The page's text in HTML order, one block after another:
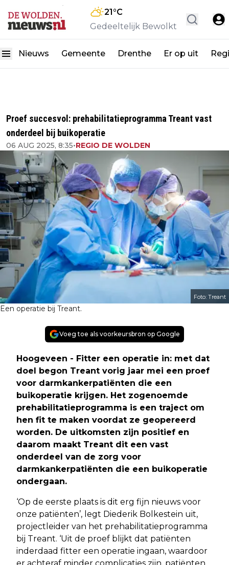
21°C
Gedeeltelijk Bewolkt
Nieuws Gemeente Drenthe Er op uit
Proef succesvol: prehabilitatieprogramma Treant vast
onderdeel bij buikoperatie
06 AUG 2025, 8:35•REGIO DE WOLDEN
Foto: Treant
Een operatie bij Treant.
Voeg toe als voorkeursbron op Google
Hoogeveen - Fitter een operatie in: met dat
doel begon Treant vorig jaar mei een proef
voor darmkankerpatiënten die een
buikoperatie krijgen. Het zogenoemde
prehabilitatieprogramma is een traject om
hen fit te maken voordat ze geopereerd
worden. De uitkomsten zijn positief en
daarom maakt Treant dit een vast
onderdeel van de zorg voor
darmkankerpatiënten die een buikoperatie
ondergaan.
‘Op de eerste plaats is dit erg fijn nieuws voor
onze patiënten’, legt Diederik Bolkestein uit,
projectleider van het prehabilitatieprogramma
bij Treant. ‘Uit de proef blijkt dat patiënten
inderdaad fitter een operatie ingaan, waardoor
er achteraf minder complicaties zijn, patiënten